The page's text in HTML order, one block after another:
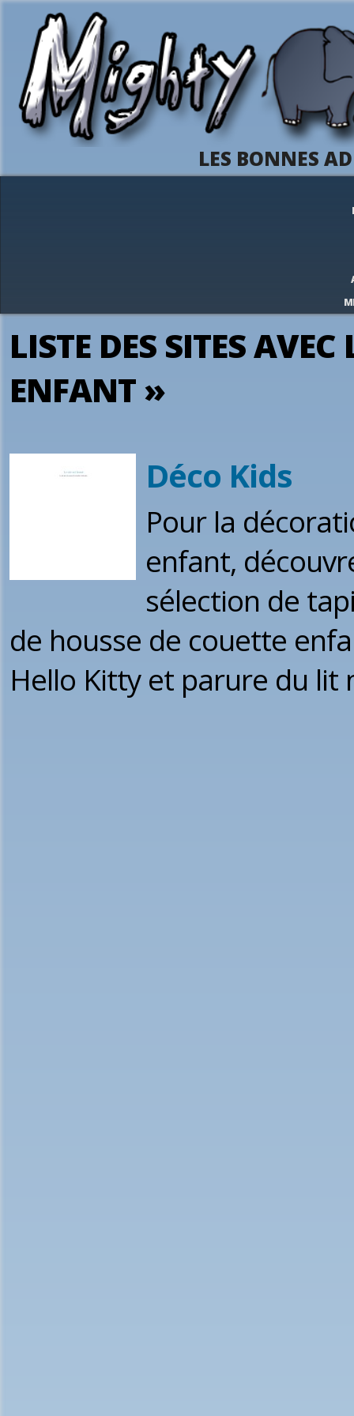
LES BONNES
LISTE DES SITES
ENFANT »
Déco Kids
Pour la
enfant,
sélection de
de housse de couette
Hello Kitty et parure du lit